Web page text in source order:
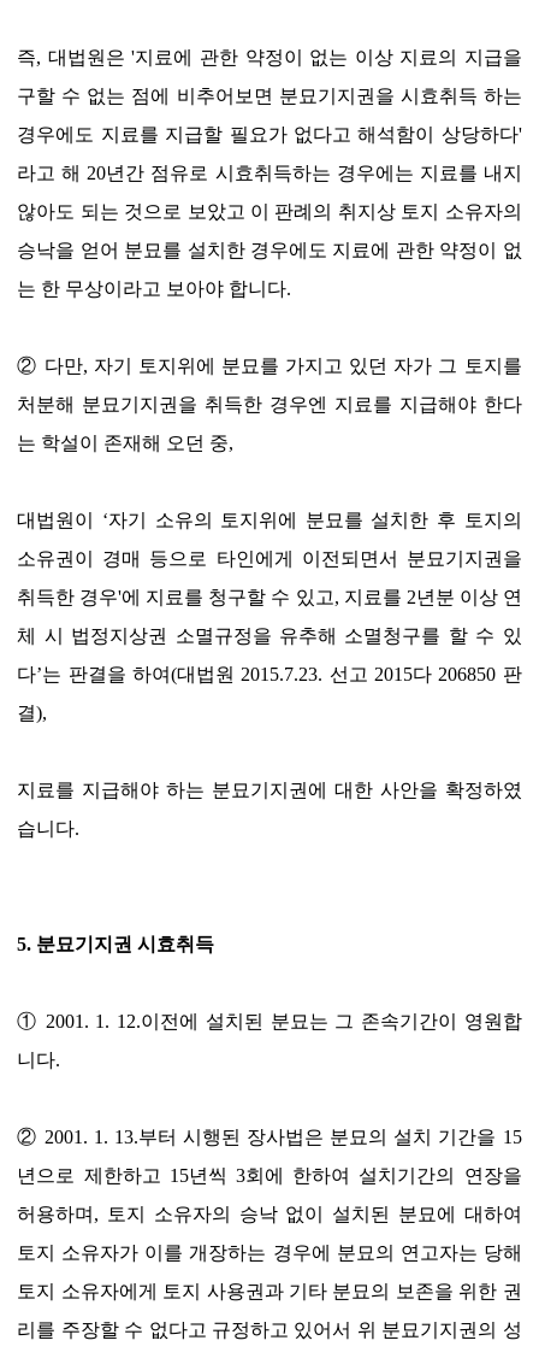
즉, 대법원은 '지료에 관한 약정이 없는 이상 지료의 지급을
구할 수 없는 점에 비추어보면 분묘기지권을 시효취득 하는
경우에도 지료를 지급할 필요가 없다고 해석함이 상당하다'
라고 해 20년간 점유로 시효취득하는 경우에는 지료를 내지
않아도 되는 것으로 보았고 이 판례의 취지상 토지 소유자의
승낙을 얻어 분묘를 설치한 경우에도 지료에 관한 약정이 없
는 한 무상이라고 보아야 합니다.
② 다만, 자기 토지위에 분묘를 가지고 있던 자가 그 토지를
처분해 분묘기지권을 취득한 경우엔 지료를 지급해야 한다
는 학설이 존재해 오던 중,
대법원이 ‘자기 소유의 토지위에 분묘를 설치한 후 토지의
소유권이 경매 등으로 타인에게 이전되면서 분묘기지권을
취득한 경우'에 지료를 청구할 수 있고, 지료를 2년분 이상 연
체 시 법정지상권 소멸규정을 유추해 소멸청구를 할 수 있
다’는 판결을 하여(대법원 2015.7.23. 선고 2015다 206850 판
결),
지료를 지급해야 하는 분묘기지권에 대한 사안을 확정하였
습니다.
5. 분묘기지권 시효취득
① 2001. 1. 12.이전에 설치된 분묘는 그 존속기간이 영원합
니다.
② 2001. 1. 13.부터 시행된 장사법은 분묘의 설치 기간을 15
년으로 제한하고 15년씩 3회에 한하여 설치기간의 연장을
허용하며, 토지 소유자의 승낙 없이 설치된 분묘에 대하여
토지 소유자가 이를 개장하는 경우에 분묘의 연고자는 당해
토지 소유자에게 토지 사용권과 기타 분묘의 보존을 위한 권
리를 주장할 수 없다고 규정하고 있어서 위 분묘기지권의 성